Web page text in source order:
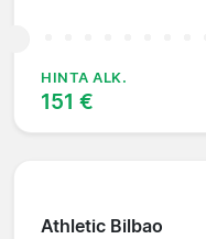
HINTA ALK.
151 €
Athletic Bilbao